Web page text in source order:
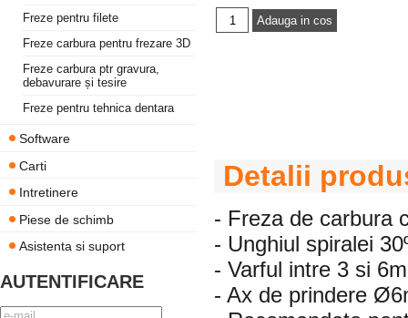
Freze pentru filete
Freze carbura pentru frezare 3D
Freze carbura ptr gravura,
debavurare și tesire
Freze pentru tehnica dentara
Software
Carti
Intretinere
Piese de schimb
Asistenta si suport
AUTENTIFICARE
Detalii
- Freza de carbura
- Unghiul spiralei
- Varful intre 3 si
- Ax de prindere